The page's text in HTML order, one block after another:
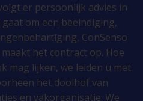
er persoonlijk advies in
om een beëindiging,
ConSenso
het contract op. Hoe
mag lijken, we leiden u met
het doolhof van
en vakorganisatie. We